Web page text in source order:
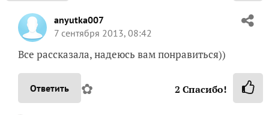
anyutka007
7 сентября 2013, 08:42
Все рассказала, надеюсь вам понравиться))
Ответить ✿ 2 Спасибо!